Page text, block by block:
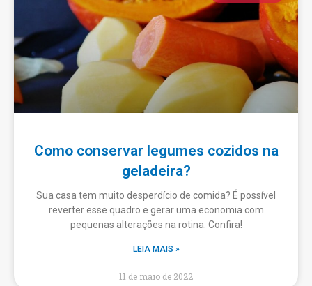
Como conservar legumes cozidos na
geladeira?
Sua casa tem muito desperdício de comida? É possível
reverter esse quadro e gerar uma economia com
pequenas alterações na rotina. Confira!
LEIA MAIS »
11 de maio de 2022